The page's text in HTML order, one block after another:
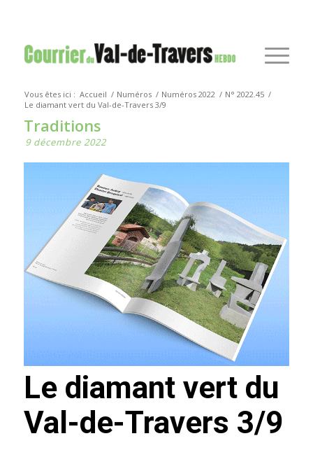
Vous êtes ici : Accueil / Numéros / Numéros 2022 / N° 2022.45 /
Le diamant vert du Val-de-Travers 3/9
Traditions
9 décembre 2022
Le diamant vert du
Val-de-Travers 3/9